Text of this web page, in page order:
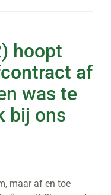
hoopt
af
was te
bij ons
maar af en toe